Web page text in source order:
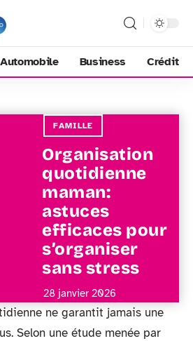
Automobile Business Crédit
FAMILLE
Organisation
quotidienne
maman:
astuces
efficaces pour
s’organiser
sans stress
28 janvier 2026
ne garantit jamais une
Selon une étude menée par